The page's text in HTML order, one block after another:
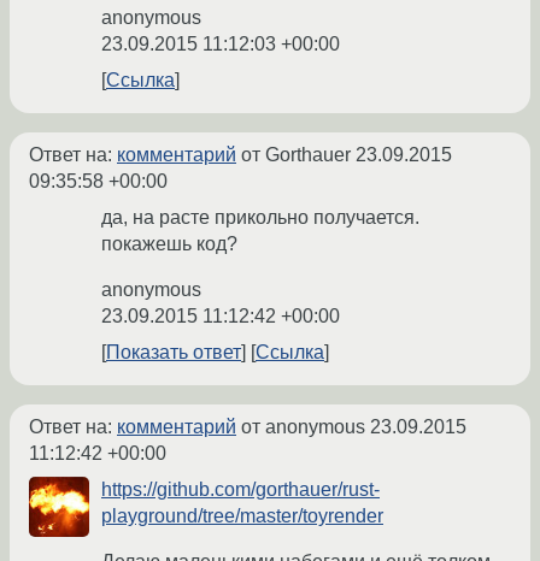
anonymous
23.09.2015 11:12:03 +00:00
Ссылка
Ответ на: комментарий от Gorthauer 23.09.2015
09:35:58 +00:00
да, на расте прикольно получается.
покажешь код?
anonymous
23.09.2015 11:12:42 +00:00
Показать ответ
Ссылка
Ответ на: комментарий от anonymous 23.09.2015
11:12:42 +00:00
https://github.com/gorthauer/rust-
playground/tree/master/toyrender